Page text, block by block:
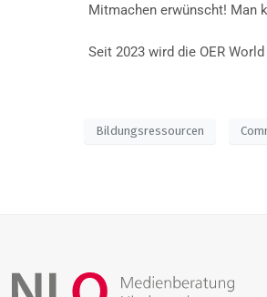
Mitmachen erwünscht! Man
Seit 2023 wird die OER
Bildungsressourcen